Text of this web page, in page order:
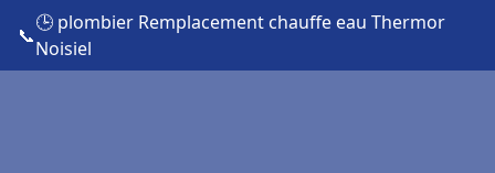
📞
🕒 plombier Remplacement chauffe eau Thermor
Noisiel